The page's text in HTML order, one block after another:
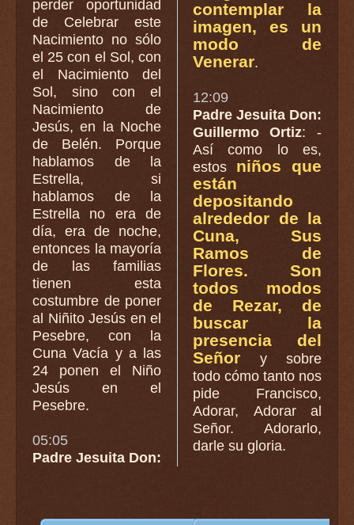
perder oportunidad
de Celebrar este
Nacimiento no sólo
el 25 con el Sol, con
el Nacimiento del
Sol, sino con el
Nacimiento de
Jesús, en la Noche
de Belén. Porque
hablamos de la
Estrella, si
hablamos de la
Estrella no era de
día, era de noche,
entonces la mayoría
de las familias
tienen esta
costumbre de poner
al Niñito Jesús en el
Pesebre, con la
Cuna Vacía y a las
24 ponen el Niño
Jesús en el
Pesebre.
05:05
Padre Jesuita Don:
contemplar la
imagen, es un
modo de
Venerar.
12:09
Padre Jesuita Don:
Guillermo Ortiz: -
Así como lo es,
estos niños que
están
depositando
alrededor de la
Cuna, Sus
Ramos de
Flores. Son
todos modos
de Rezar, de
buscar la
presencia del
Señor y sobre
todo cómo tanto nos
pide Francisco,
Adorar, Adorar al
Señor. Adorarlo,
darle su gloria.